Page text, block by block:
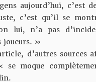
aujourd’hui, c’est
c’est qu’il se
lui, n’a pas
joueurs. »
d’autres sources
se moque